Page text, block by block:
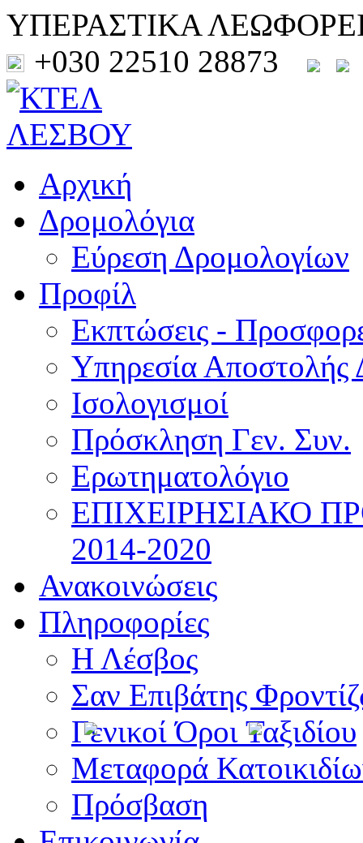
ΥΠΕΡΑΣΤΙΚΑ
+030 22510 28873
Αρχική
Δρομολόγια
Εύρεση Δρομολογίων
Προφίλ
Εκπτώσεις -
Υπηρεσία Αποστολής
Ισολογισμοί
Πρόσκληση Γεν. Συν.
Ερωτηματολόγιο
ΕΠΙΧΕΙΡΗΣΙΑΚΟ
2014-2020
Ανακοινώσεις
Πληροφορίες
Η Λέσβος
Σαν Επιβάτης
Γενικοί Όροι Ταξιδίου
Μεταφορά
Πρόσβαση